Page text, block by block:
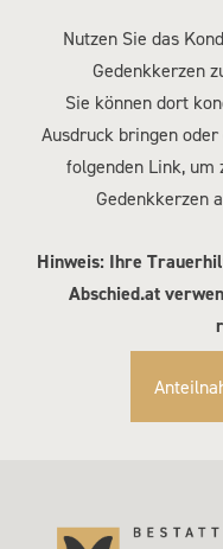
Nutzen Sie das
Gedenkkerzen
Sie können dort
Ausdruck bringen
folgenden Link, um
Gedenkkerzen
Hinweis: Ihre
Abschied.at